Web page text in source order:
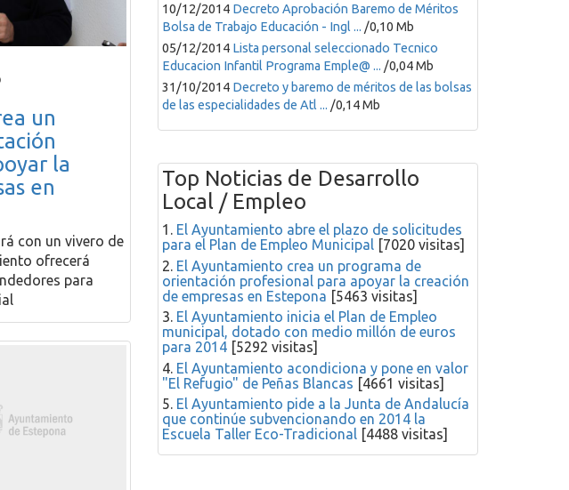
un
la
en
con un vivero de
ofrecerá
para
internet
10/12/2014 Decreto Aprobación Baremo de Méritos
Bolsa de Trabajo Educación - Ingl ... /0,10 Mb
05/12/2014 Lista personal seleccionado Tecnico
Educacion Infantil Programa Emple@ ... /0,04 Mb
31/10/2014 Decreto y baremo de méritos de las bolsas
de las especialidades de Atl ... /0,14 Mb
Top Noticias de Desarrollo
Local / Empleo
1. El Ayuntamiento abre el plazo de solicitudes
para el Plan de Empleo Municipal [7020 visitas]
2. El Ayuntamiento crea un programa de
orientación profesional para apoyar la creación
de empresas en Estepona [5463 visitas]
3. El Ayuntamiento inicia el Plan de Empleo
municipal, dotado con medio millón de euros
para 2014 [5292 visitas]
4. El Ayuntamiento acondiciona y pone en valor
"El Refugio" de Peñas Blancas [4661 visitas]
5. El Ayuntamiento pide a la Junta de Andalucía
que continúe subvencionando en 2014 la
Escuela Taller Eco-Tradicional [4488 visitas]